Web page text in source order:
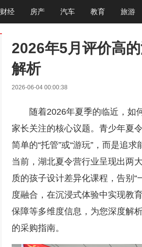
财经 房产 汽车 教育 旅游
2026年5月评价高
解析
2026-06-04 00:00:38
随着2026年夏季的临近，如
家长关注的核心议题。青少年夏
简单的“托管”或“游玩”，而是追
当前，湖北夏令营行业呈现出两
质的孩子设计差异化课程，告别“
度融合，在沉浸式体验中实现教
保障等多维度信息，为您深度解
的采购指南。